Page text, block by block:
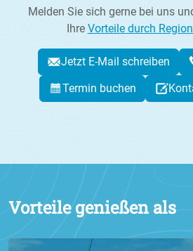
Melden Sie sich gerne bei uns
Ihre Vorteile durch
Jetzt E-Mail schreiben
Termin buchen
Vorteile genießen als